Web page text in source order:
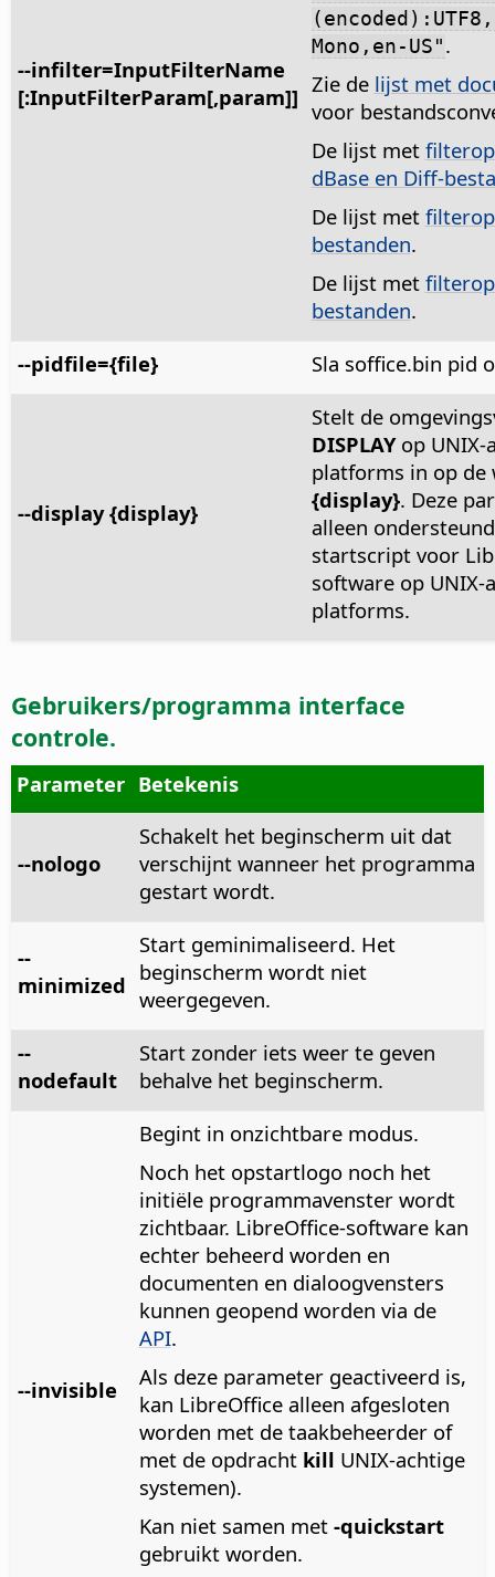
--infilter=InputFilterName
[:InputFilterParam[,param]]
Mono,en-US".
Zie de lijst met
voor
De lijst met
dBase en Diff-
De lijst met
bestanden.
De lijst met
bestanden.
--pidfile={file}
Sla soffice.bin pid
--display {display}
Stelt de
DISPLAYop UNIX-
platforms in op de
{display}. Deze
alleen
startscript voor
software op UNIX-
platforms.
Gebruikers/programma interface
controle.
Parameter Betekenis
--nologo
Schakelt het beginscherm uit dat
verschijnt wanneer het programma
gestart wordt.
--
minimized
Start geminimaliseerd. Het
beginscherm wordt niet
weergegeven.
--
nodefault
Start zonder iets weer te geven
behalve het beginscherm.
--invisible
Begint in onzichtbare modus.
Noch het opstartlogo noch het
initiële programmavenster wordt
zichtbaar. LibreOffice-software kan
echter beheerd worden en
documenten en dialoogvensters
kunnen geopend worden via de
API.
Als deze parameter geactiveerd is,
kan LibreOffice alleen afgesloten
worden met de taakbeheerder of
met de opdracht kill UNIX-achtige
systemen).
Kan niet samen met -quickstart
gebruikt worden.